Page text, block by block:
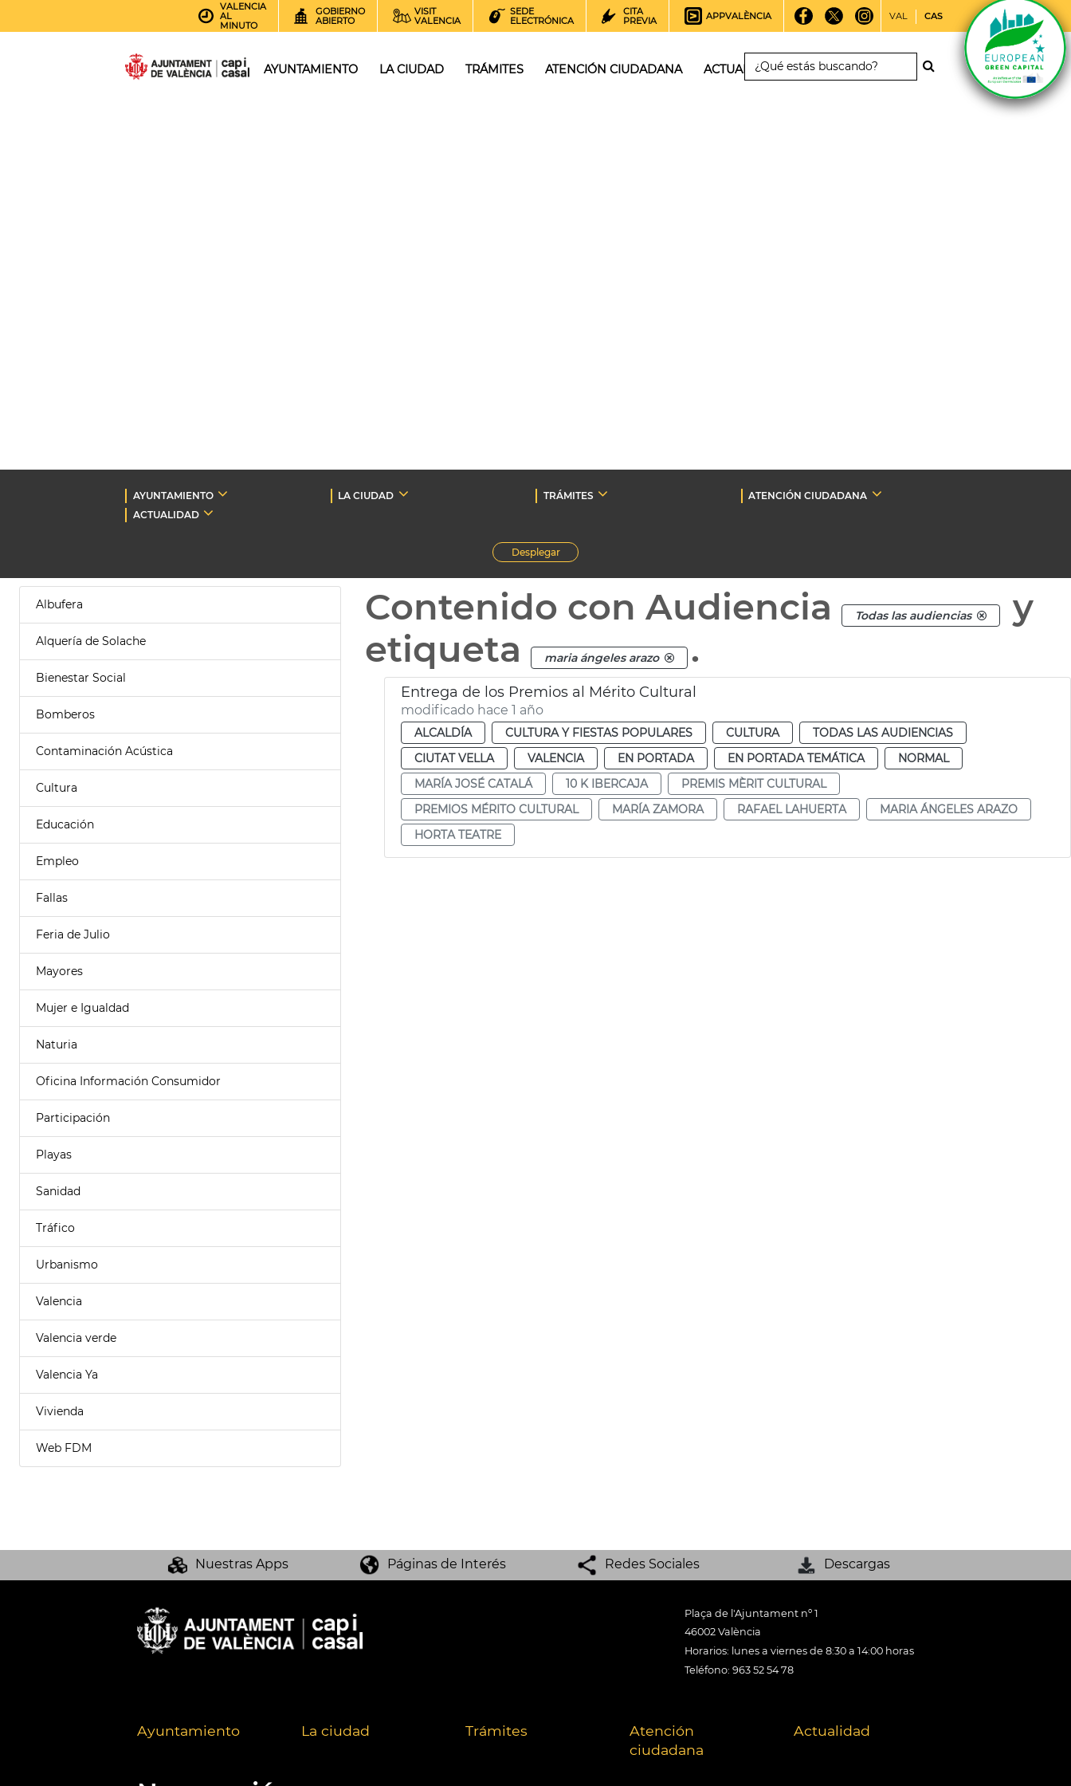
VALENCIA
AL
MINUTO
GOBIERNO
ABIERTO
VISIT
VALENCIA
SEDE
ELECTRÓNICA
CITA
PREVIA
APPVALÈNCIA VAL CAS
AYUNTAMIENTO LA CIUDAD TRÁMITES ATENCIÓN CIUDADANA ACTUALIDAD
AYUNTAMIENTO LA CIUDAD TRÁMITES
ATENCIÓN CIUDADANA
ACTUALIDAD
Desplegar
Albufera
Alquería de Solache
Bienestar Social
Bomberos
Contaminación Acústica
Cultura
Educación
Empleo
Fallas
Feria de Julio
Mayores
Mujer e Igualdad
Naturia
Oficina Información Consumidor
Participación
Playas
Sanidad
Tráfico
Urbanismo
Valencia
Valencia verde
Valencia Ya
Vivienda
Web FDM
Contenido con Audiencia Todas las audiencias
y
etiqueta
maria ángeles arazo .
Entrega de los Premios al Mérito Cultural
modificado hace 1 año
ALCALDÍA CULTURA Y FIESTAS POPULARES CULTURA
TODAS LAS AUDIENCIAS
CIUTAT VELLA
VALENCIA EN PORTADA EN PORTADA TEMÁTICA
NORMAL
MARÍA JOSÉ CATALÁ
10 K IBERCAJA
PREMIS MÈRIT CULTURAL
PREMIOS MÉRITO CULTURAL
MARÍA ZAMORA RAFAEL LAHUERTA
MARIA ÁNGELES ARAZO
HORTA TEATRE
Nuestras Apps Páginas de Interés Redes Sociales Descargas
Plaça de l'Ajuntament nº 1
46002 València
Horarios: lunes a viernes de 8:30 a 14:00 horas
Teléfono: 963 52 54 78
Ayuntamiento La ciudad Trámites
Atención
ciudadana
Actualidad